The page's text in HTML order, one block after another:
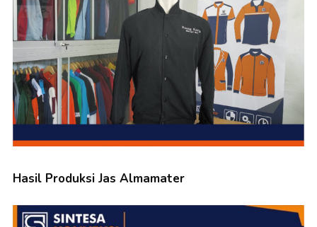
Hasil Produksi Jas Almamater